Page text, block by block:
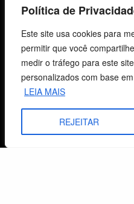
Política de
Este site usa cookies para
permitir que você
medir o tráfego para este
personalizados com base
LEIA MAIS
REJEITAR
E-mails
vendas@cebi.org.br
comunicacao@cebi.org.br
WhatsApp / Vendas
+55 (51) 99734-4518
WhatsApp / Comunicação
+55 (51) 99799-3041